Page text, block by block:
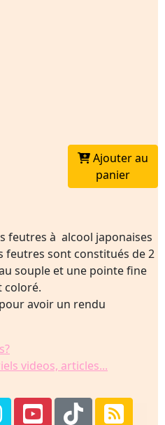
Ajouter au
panier
feutres à alcool japonaises
feutres sont constitués de 2
souple et une pointe fine
coloré.
avoir un rendu
videos, articles...